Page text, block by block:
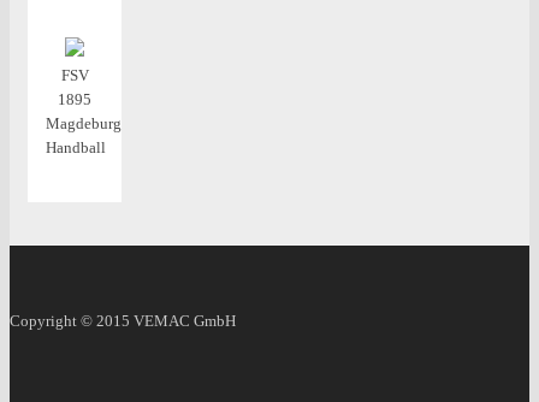
FSV
1895
Magdeburg
Handball
Copyright © 2015 VEMAC GmbH